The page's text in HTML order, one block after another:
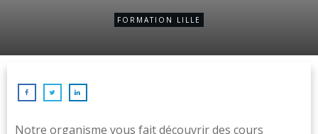
FORMATION LILLE
Notre organisme vous fait découvrir des cours